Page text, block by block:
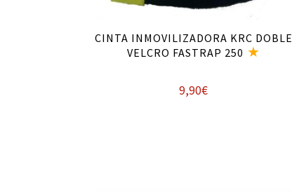
CINTA INMOVILIZADORA KRC DOBLE
VELCRO FASTRAP 250
9,90€